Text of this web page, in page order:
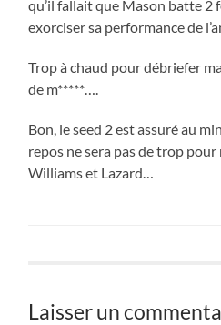
qu’il fallait que Mason batte 2
exorciser sa performance de
Trop à chaud pour débriefer
de m*****….
Bon, le seed 2 est assuré au
repos ne sera pas de trop
Williams et Lazard…
Laisser un